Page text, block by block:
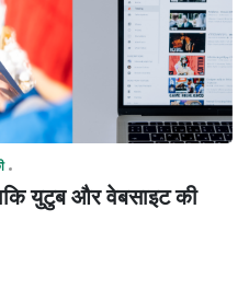
युटुब और वेबसाइट की